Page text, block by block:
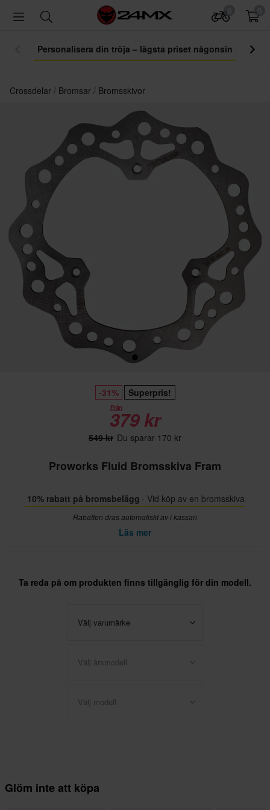
Personalisera din tröja – lägsta priset någonsin
Crossdelar Bromsar Bromsskivor
-31% Superpris!
Från
379 kr
549 kr Du sparar 170 kr
Proworks Fluid Bromsskiva Fram
10% rabatt på bromsbelägg - Vid köp av en bromsskiva
Rabatten dras automatiskt av i kassan
Läs mer
Ta reda på om produkten finns tillgänglig för din modell.
Välj varumärke
Välj årsmodell
Välj modell
Glöm inte att köpa